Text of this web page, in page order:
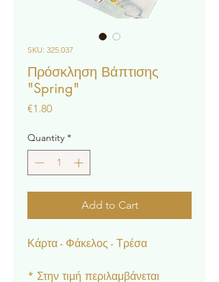
SKU: 325.037
Πρόσκληση Βάπτισης
"Spring"
€1.80Price
Quantity *
Add to Cart
Κάρτα - Φάκελος - Τρέσα
* Στην τιμή περιλαμβάνεται